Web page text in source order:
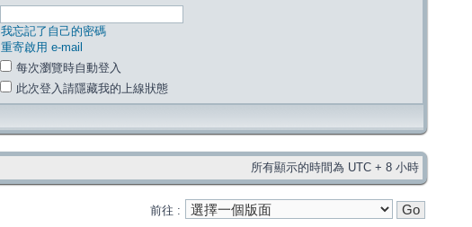
我忘記了自己的密碼
重寄啟用 e-mail
每次瀏覽時自動登入
此次登入請隱藏我的上線狀態
所有顯示的時間為 UTC + 8 小時
前往 :